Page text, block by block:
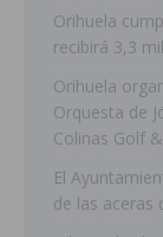
Orihuela
recibirá 3,3
Orihuela
Orquesta de
Colinas Golf
El
de las aceras